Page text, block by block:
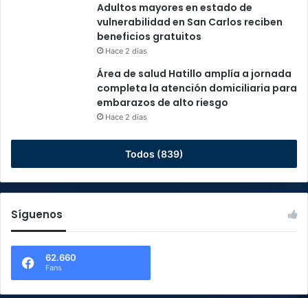
Adultos mayores en estado de
vulnerabilidad en San Carlos reciben
beneficios gratuitos
Hace 2 días
Área de salud Hatillo amplía a jornada
completa la atención domiciliaria para
embarazos de alto riesgo
Hace 2 días
Todos (839)
Síguenos
62.660
Fans